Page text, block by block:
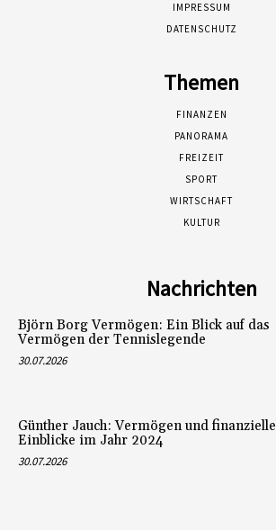
IMPRESSUM
DATENSCHUTZ
Themen
FINANZEN
PANORAMA
FREIZEIT
SPORT
WIRTSCHAFT
KULTUR
Nachrichten
Björn Borg Vermögen: Ein Blick auf das
Vermögen der Tennislegende
30.07.2026
Günther Jauch: Vermögen und finanzielle
Einblicke im Jahr 2024
30.07.2026